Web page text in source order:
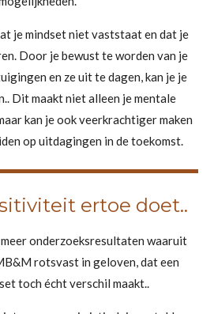
je mindset niet vaststaat en dat je
Door je bewust te worden van je
en ze uit te dagen, kan je je
Dit maakt niet alleen je mentale
kan je ook veerkrachtiger maken
op uitdagingen in de toekomst.
ertoe doet..
onderzoeksresultaten waaruit
rotsvast in geloven, dat een
toch écht verschil maakt..